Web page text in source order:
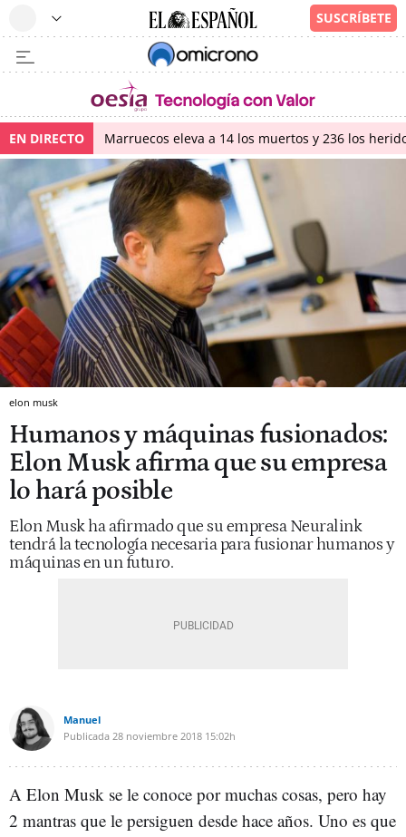
EN DIRECTO Marruecos eleva a 14 los muertos y 236 los
elon musk
Humanos y máquinas fusionados:
Elon Musk afirma que su empresa
lo hará posible
Elon Musk ha afirmado que su empresa Neuralink
tendrá la tecnología necesaria para fusionar humanos y
máquinas en un futuro.
Manuel
Publicada 28 noviembre 2018 15:02h
A Elon Musk se le conoce por muchas cosas, pero hay
2 mantras que le persiguen desde hace años. Uno es que